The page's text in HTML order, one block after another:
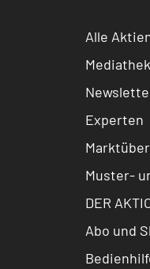
Alle
Mediathek
Experten
Muster-
DER
Abo und